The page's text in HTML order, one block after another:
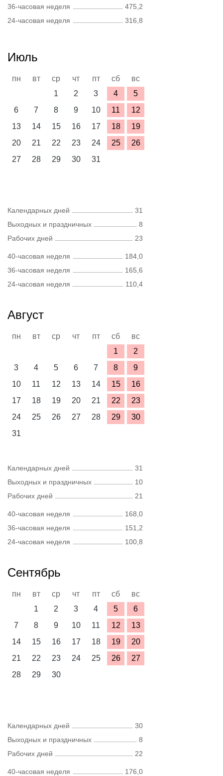
36-часовая неделя
475,2
24-часовая неделя
316,8
Июль
пн вт ср чт пт сб
вс
1
2 3 4
5
6
7 8 9 10 11
12
13
14 15 16 17 18
19
20
21 22 23 24 25
26
27
28 29 30 31
Календарных дней
31
Выходных и праздничных
8
Рабочих дней
23
40-часовая неделя
184,0
36-часовая неделя
165,6
24-часовая неделя
110,4
Август
пн вт ср чт пт сб
вс
1
2
3
4 5 6 7 8
9
10
11 12 13 14 15
16
17
18 19 20 21 22
23
24
25 26 27 28 29
30
31
Календарных дней
31
Выходных и праздничных
10
Рабочих дней
21
40-часовая неделя
168,0
36-часовая неделя
151,2
24-часовая неделя
100,8
Сентябрь
пн вт ср чт пт сб
вс
1
2 3 4 5
6
7
8 9 10 11 12
13
14
15 16 17 18 19
20
21
22 23 24 25 26
27
28
29 30
Календарных дней
30
Выходных и праздничных
8
Рабочих дней
22
40-часовая неделя
176,0